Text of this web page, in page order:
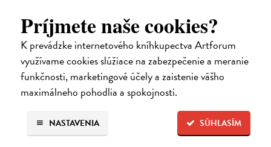
Príjmete naše cookies?
K prevádzke internetového kníhkupectva Artforum
využívame cookies slúžiace na zabezpečenie a meranie
funkčnosti, marketingové účely a zaistenie vášho
maximálneho pohodlia a spokojnosti.
SÚHLASÍM
NASTAVENIA
Město a jeho nejisté zdi
Murakami Haruki| Elektronická kniha
Město a jeho nejisté zdi – dlouho očekávaný román Harukiho
Murakamiho volně navazuje na autorovu starší novelu z roku 1980 a
tematicky se prolíná s jeho kultovním dílem Konec světa & Hard-
boiled Wonderland.…
Na stiahnutie akoEPUB